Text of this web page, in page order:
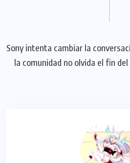
Sony intenta cambiar la
la comunidad no olvida el fin